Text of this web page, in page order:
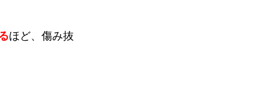
ほど、傷み抜